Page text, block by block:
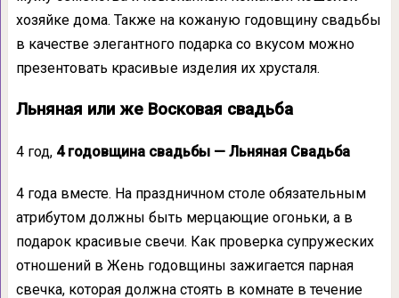
хозяйке дома. Также на кожаную годовщину свадьбы
в качестве элегантного подарка со вкусом можно
презентовать красивые изделия их хрусталя.
Льняная или же Восковая свадьба
4 год, 4 годовщина свадьбы — Льняная Свадьба
4 года вместе. На праздничном столе обязательным
атрибутом должны быть мерцающие огоньки, а в
подарок красивые свечи. Как проверка супружеских
отношений в Жень годовщины зажигается парная
свечка, которая должна стоять в комнате в течение